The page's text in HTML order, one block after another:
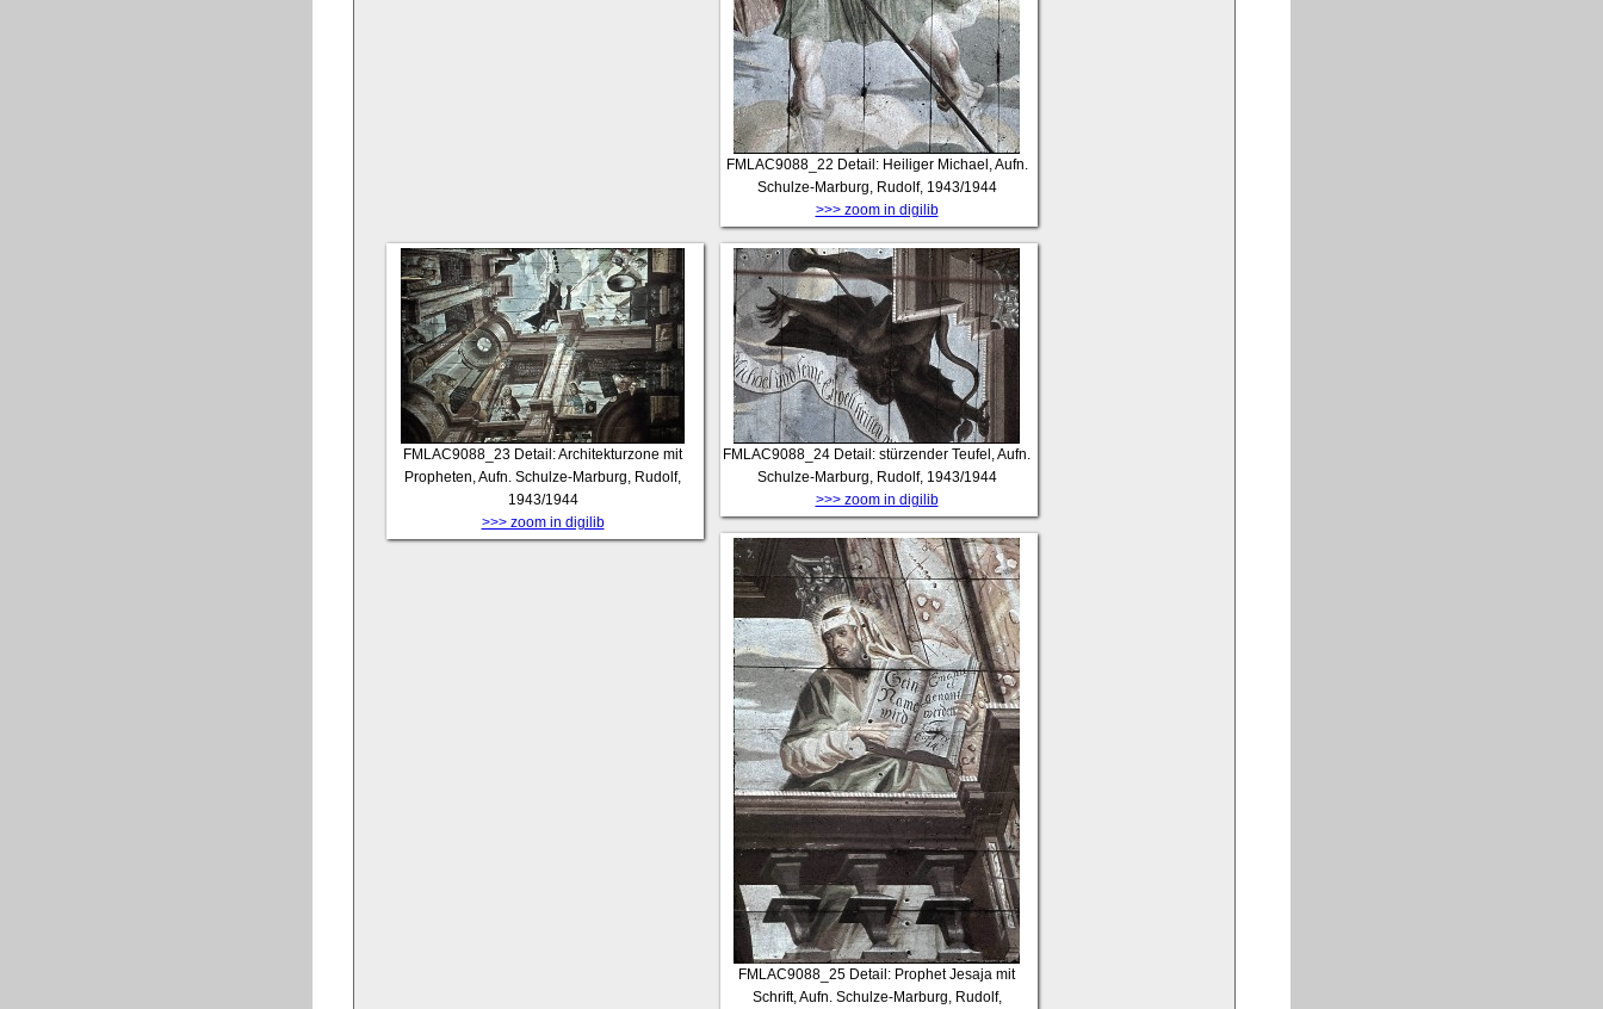
FMLAC9088_22 Detail: Heiliger Michael, Aufn.
Schulze-Marburg, Rudolf, 1943/1944
>>> zoom in digilib
FMLAC9088_23 Detail: Architekturzone mit
Propheten, Aufn. Schulze-Marburg, Rudolf,
1943/1944
>>> zoom in digilib
FMLAC9088_24 Detail: stürzender Teufel, Aufn.
Schulze-Marburg, Rudolf, 1943/1944
>>> zoom in digilib
FMLAC9088_25 Detail: Prophet Jesaja mit
Schrift, Aufn. Schulze-Marburg, Rudolf,